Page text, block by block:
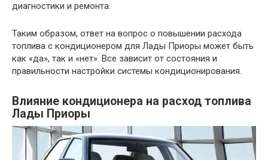
диагностики и ремонта.
Таким образом, ответ на вопрос о повышении расхода
топлива с кондиционером для Лады Приоры может быть
как «да», так и «нет». Все зависит от состояния и
правильности настройки системы кондиционирования.
Влияние кондиционера на расход топлива
Лады Приоры